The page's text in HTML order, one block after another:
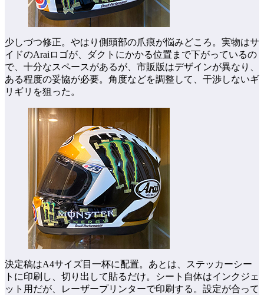
少しづつ修正。やはり側頭部の爪痕が悩みどころ。実物はサ
イドのAraiロゴが、ダクトにかかる位置まで下がっているの
で、十分なスペースがあるが、市販版はデザインが異なり、
ある程度の妥協が必要。角度などを調整して、干渉しないギ
リギリを狙った。
決定稿はA4サイズ目一杯に配置。あとは、ステッカーシー
トに印刷し、切り出して貼るだけ。シート自体はインクジェ
ット用だが、レーザープリンターで印刷する。設定が合って